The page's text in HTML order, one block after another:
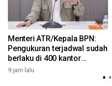
Menteri ATR/Kepala BPN:
Pengukuran terjadwal sudah
berlaku di 400 kantor
pertanahan
9 jam lalu